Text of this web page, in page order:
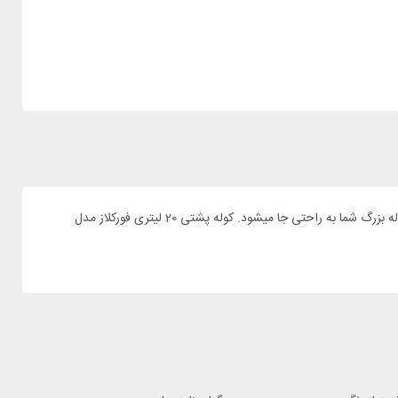
در کمپ یا سفر های طولانی ممکن است غیر از کوله پشتی بزرگ خود به یک کوله پشتی کوچک جا دار هم نیاز پیدا کنید. کوله پشتی کاملا جمع میشود و در کوله بزرگ شما به راحتی جا میشود. کوله پشتی 20 لیتری فورکلاز مدل